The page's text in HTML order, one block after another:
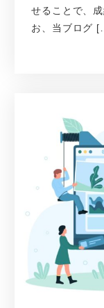
せることで、
お、当ブログ